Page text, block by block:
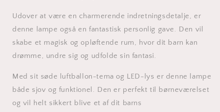
Udover at være en charmerende indretningsdetalje, er
denne lampe også en fantastisk personlig gave. Den vil
skabe et magisk og opløftende rum, hvor dit barn kan
drømme, undre sig og udfolde sin fantasi.
Med sit søde luftballon-tema og LED-lys er denne lampe
både sjov og funktionel. Den er perfekt til børneværelset
og vil helt sikkert blive et af dit barns